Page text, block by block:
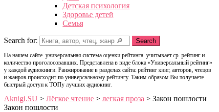
Детская психология
Здоровье детей
Семья
Search for: Search
На нашем сайте универсальная система оценки рейтинга учитывает ср. рейтинг и
количество проголосовавших. Представлена в виде блока «Универсальный рейтинг»
у каждой аудиокниги. Ранжирование в разделах сайта: рейтинг книг, авторов, чтецов
и жанров происходит по универсальному рейтингу. Таким образом Вы получаете
быстрый доступ к ТОПу лучших аудиокниг.
Aknigi.SU > Лёгкое чтение > легкая проза > Закон пошлости
Закон пошлости